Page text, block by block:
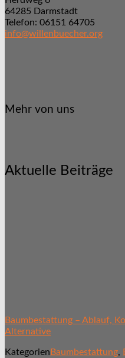
64285 Darmstadt
Telefon: 06151 64705
info@willenbuecher.org
Mehr von uns
Aktuelle Beiträge
Baumbestattung – Ablauf,
Alternative
Kategorien Baumbestattung,